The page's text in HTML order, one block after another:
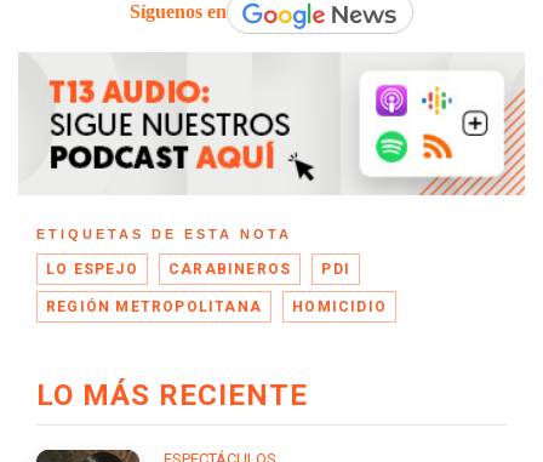
Síguenos en
ETIQUETAS DE ESTA NOTA
LO ESPEJO CARABINEROS PDI
REGIÓN METROPOLITANA HOMICIDIO
LO MÁS RECIENTE